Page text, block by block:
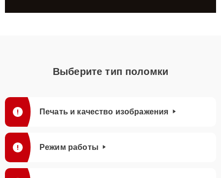
Выберите тип поломки
Печать и качество изображения
Режим работы